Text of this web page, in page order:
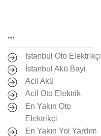
...
İstanbul Oto Elektrikçi
İstanbul Akü Bayi
Acil Akü
Acil Oto Elektrik
En Yakın Oto
Elektrikçi
En Yakın Yol Yardım